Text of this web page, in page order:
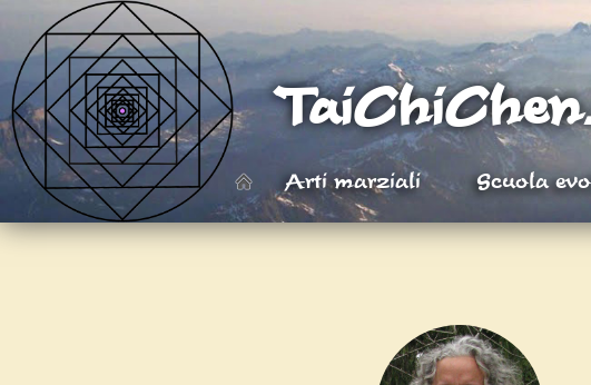
Arti marziali Scuola